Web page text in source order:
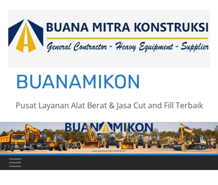
content
BUANAMIKON
Pusat Layanan Alat Berat & Jasa Cut and Fill Terbaik